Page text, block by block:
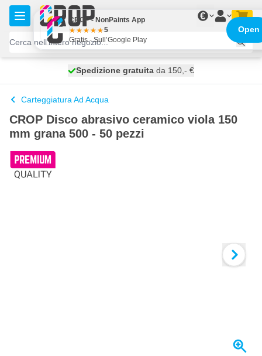
Salta al contenuto
€
spedito oggi
Spedizione gratuita da 150,- €
100 giorni
Carteggiatura Ad Acqua
CROP Disco abrasivo ceramico viola 150
mm grana 500 - 50 pezzi
CROP - NonPaints App
5
Gratis - Sull’Google Play
Open